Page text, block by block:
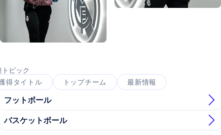
トピック
得タイトル
トップチーム 最新情報
フットボール
バスケットボール